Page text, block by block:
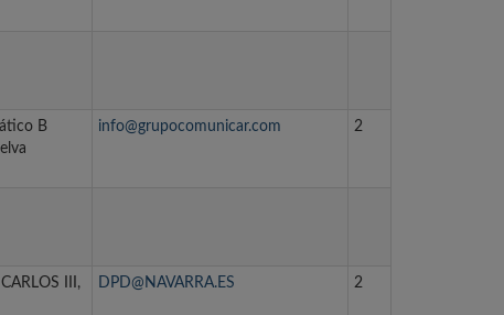
B
info@grupocomunicar.com 2
III,
DPD@NAVARRA.ES 2